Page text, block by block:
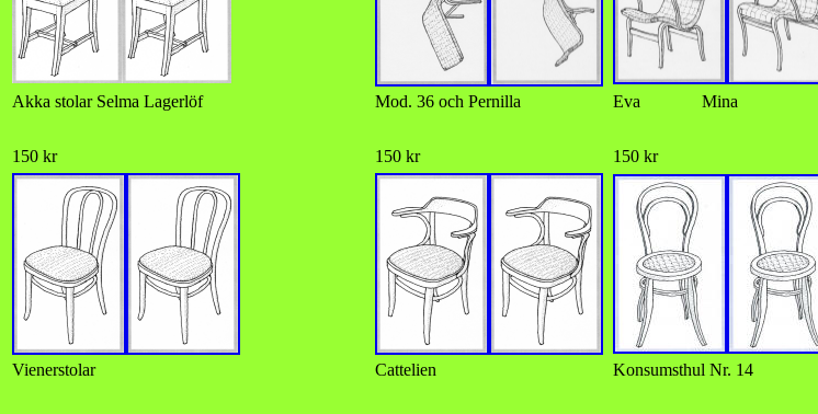
Akka stolar Selma Lagerlöf Mod. 36 och Pernilla Eva Mina
150 kr 150 kr 150 kr
Vienerstolar Cattelien Konsumsthul Nr. 14